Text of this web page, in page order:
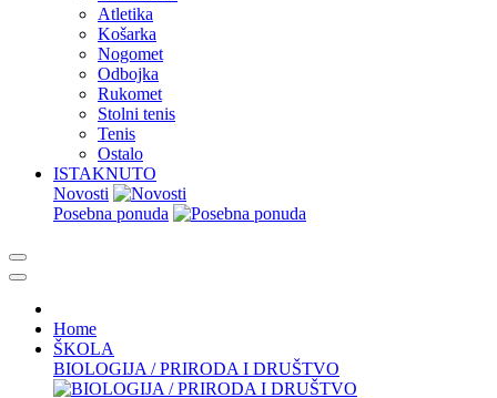
Atletika
Košarka
Nogomet
Odbojka
Rukomet
Stolni tenis
Tenis
Ostalo
ISTAKNUTO
Novosti
Posebna ponuda
Home
ŠKOLA
BIOLOGIJA / PRIRODA I DRUŠTVO